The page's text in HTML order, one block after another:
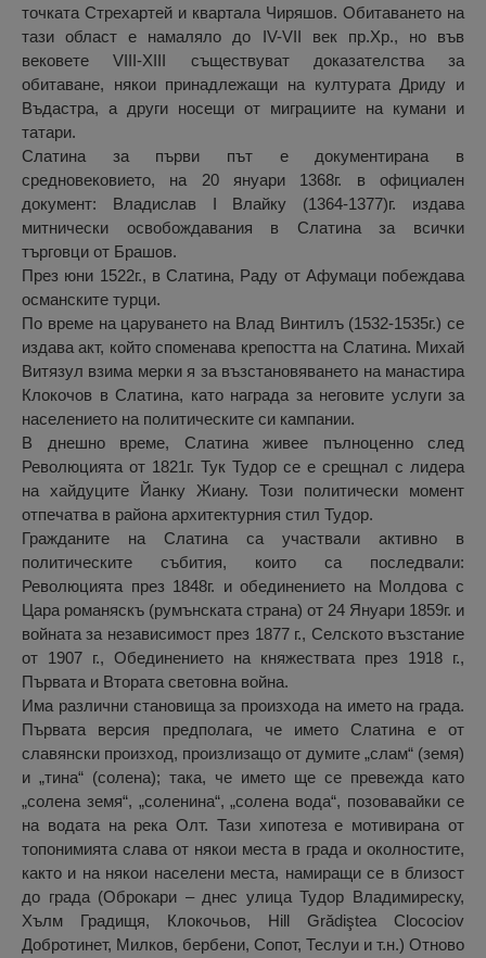
точката Стрехартей и квартала Чиряшов. Обитаването на
тази област е намаляло до IV-VII век пр.Хр., но във
вековете VIII-XIII съществуват доказателства за
обитаване, някои принадлежащи на културата Дриду и
Въдастра, а други носещи от миграциите на кумани и
татари.
Слатина за първи път е документирана в
средновековието, на 20 януари 1368г. в официален
документ: Владислав I Влайку (1364-1377)г. издава
митнически освобождавания в Слатина за всички
търговци от Брашов.
През юни 1522г., в Слатина, Раду от Афумаци побеждава
османските турци.
По време на царуването на Влад Винтилъ (1532-1535г.) се
издава акт, който споменава крепостта на Слатина. Михай
Витязул взима мерки я за възстановяването на манастира
Клокочов в Слатина, като награда за неговите услуги за
населението на политическите си кампании.
В днешно време, Слатина живее пълноценно след
Революцията от 1821г. Тук Тудор се е срещнал с лидера
на хайдуците Йанку Жиану. Този политически момент
отпечатва в района архитектурния стил Тудор.
Гражданите на Слатина са участвали активно в
политическите събития, които са последвали:
Революцията през 1848г. и обединението на Молдова с
Цара романяскъ (румънската страна) от 24 Януари 1859г. и
войната за независимост през 1877 г., Селското възстание
от 1907 г., Обединението на княжествата през 1918 г.,
Първата и Втората световна война.
Има различни становища за произхода на името на града.
Първата версия предполага, че името Слатина е от
славянски произход, произлизащо от думите „слам“ (земя)
и „тина“ (солена); така, че името ще се превежда като
„солена земя“, „соленина“, „солена вода“, позовавайки се
на водата на река Олт. Тази хипотеза е мотивирана от
топонимията слава от някои места в града и околностите,
както и на някои населени места, намиращи се в близост
до града (Оброкари – днес улица Тудор Владимиреску,
Хълм Градищя, Клокочьов, Hill Grădiştea Clocociov
Добротинет, Милков, бербени, Сопот, Теслуи и т.н.) Отново